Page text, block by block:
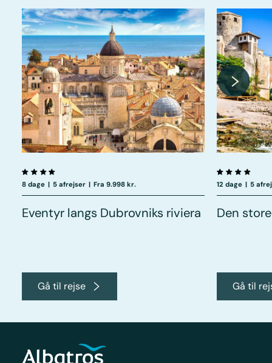
8 dage | 5 afrejser | Fra 9.998 kr.
Eventyr langs Dubrovniks riviera
Gå til rejse
12 dage | 5
Den
Gå til